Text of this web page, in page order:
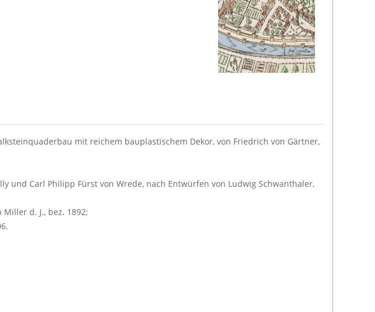
mit reichem bauplastischem Dekor, von Friedrich von Gärtner,
und Carl Philipp Fürst von Wrede, nach Entwürfen von Ludwig Schwanthaler,
d. J., bez. 1892;